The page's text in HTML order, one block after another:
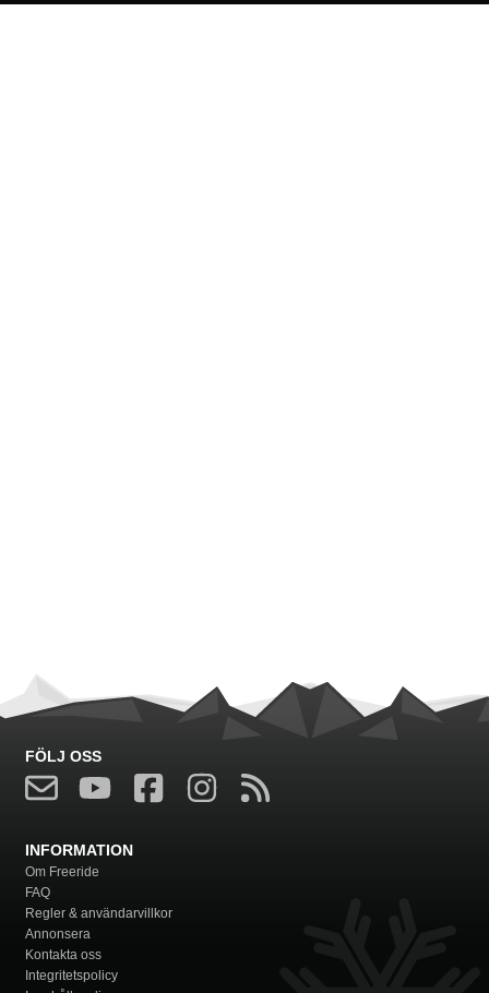
FÖLJ OSS
INFORMATION
Om Freeride
FAQ
Regler & användarvillkor
Annonsera
Kontakta oss
Integritetspolicy